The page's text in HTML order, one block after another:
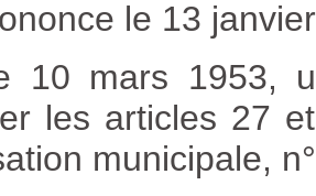
le 13
10 mars 1953,
les articles 27
municipale,